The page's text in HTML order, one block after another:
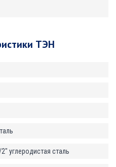
ТЭН
углеродистая сталь